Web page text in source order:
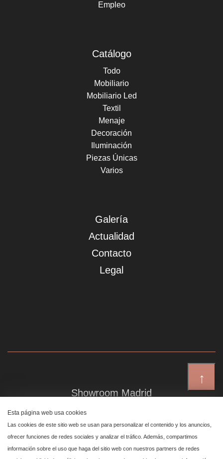
↑
Empleo
Catálogo
Todo
Mobiliario
Mobiliario Led
Textil
Menaje
Decoración
Iluminación
Piezas Únicas
Varios
Galería
Actualidad
Contacto
Legal
Showroom Madrid
Plaza de Canalejas 6, 4 izq
Centro, 28014 Madrid
Esta página web usa cookies
Las cookies de este sitio web se usan para personalizar el contenido y los anuncios,
ofrecer funciones de redes sociales y analizar el tráfico. Además, compartimos
información sobre el uso que haga del sitio web con nuestros partners de redes